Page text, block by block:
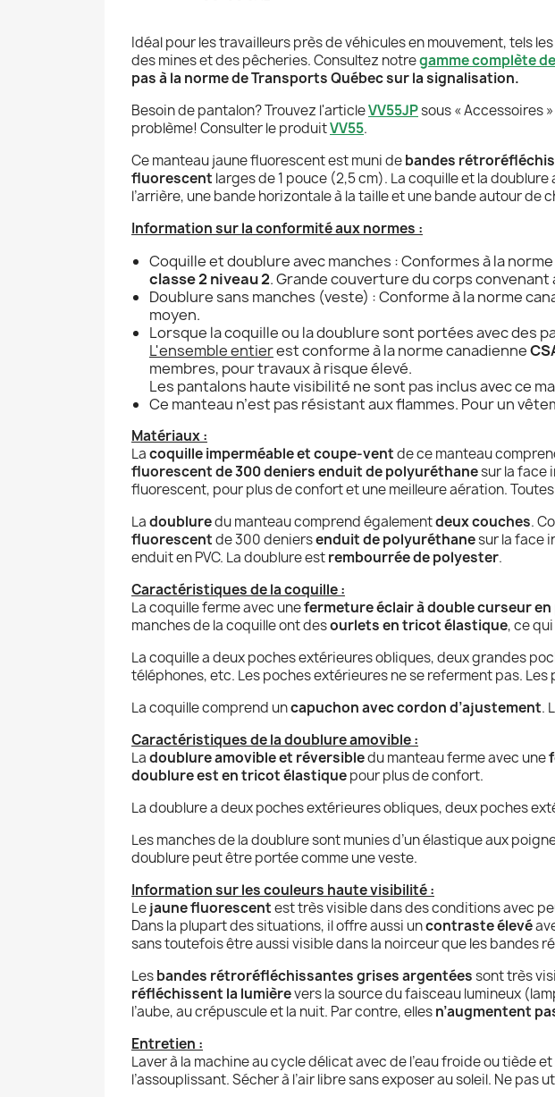
Idéal pour les travailleurs près de véhicules en mouvement, tels
des mines et des pêcheries. Consultez notregamme complète
pas à la norme de Transports Québec sur la signalisation.
Besoin de pantalon? Trouvez l'articleVV55JPsous « Accessoires
problème! Consulter le produitVV55.
Ce manteau jaune fluorescent est muni debandes
fluorescent larges de 1 pouce (2,5 cm). La coquille et la
l’arrière, une bande horizontale à la taille et une bande autour de
Information sur la conformité aux normes :
Coquille et doublure avec manches : Conformes à la
classe 2 niveau 2. Grande couverture du corps convenant
Doublure sans manches (veste) : Conforme à la norme
moyen.
Lorsque la coquille ou la doublure sont portées avec des
L'ensemble entierest conforme à la norme canadienne
membres, pour travaux à risque élevé.
Les pantalons haute visibilité ne sont pas inclus avec ce
Ce manteau n’est pas résistant aux flammes. Pour un
Matériaux :
Lacoquille imperméable et coupe-ventde ce manteau
fluorescent de 300 deniersenduit de polyuréthanesur la face
fluorescent, pour plus de confort et une meilleure aération.
Ladoubluredu manteau comprend égalementdeux couches.
fluorescentde 300 deniersenduit de polyuréthanesur la face
enduit en PVC. La doublure estrembourrée de polyester.
Caractéristiques de la coquille :
La coquille ferme avec unefermeture éclair à double curseur
manches de la coquille ont desourlets en tricot élastique, ce
La coquille a deux poches extérieures obliques, deux grandes
téléphones, etc. Les poches extérieures ne se referment pas.
La coquille comprend uncapuchon avec cordon d’ajustement.
Caractéristiques de la doublure amovible :
Ladoublure amovible et réversibledu manteau ferme avec une
doublure est en tricot élastiquepour plus de confort.
La doublure a deux poches extérieures obliques, deux poches
Les manches de la doublure sont munies d’un élastique aux
doublure peut être portée comme une veste.
Information sur les couleurs haute visibilité :
Lejaune fluorescentest très visible dans des conditions avec
Dans la plupart des situations, il offre aussi uncontraste élevé
sans toutefois être aussi visible dans la noirceur que les bandes
Lesbandes rétroréfléchissantes grises argentéessont très
réfléchissent la lumièrevers la source du faisceau lumineux
l’aube, au crépuscule et la nuit. Par contre, ellesn’augmentent
Entretien :
Laver à la machine au cycle délicat avec de l’eau froide ou tiède
l’assouplissant. Sécher à l’air libre sans exposer au soleil. Ne